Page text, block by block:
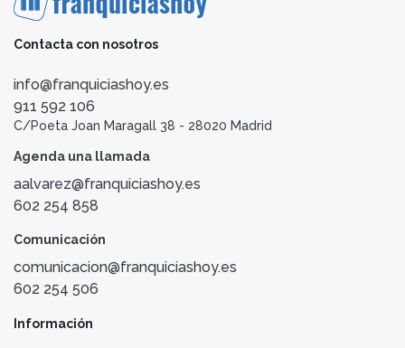
Contacta con nosotros
info@franquiciashoy.es
911 592 106
C/Poeta Joan Maragall 38 - 28020 Madrid
Agenda una llamada
aalvarez@franquiciashoy.es
602 254 858
Comunicación
comunicacion@franquiciashoy.es
602 254 506
Información